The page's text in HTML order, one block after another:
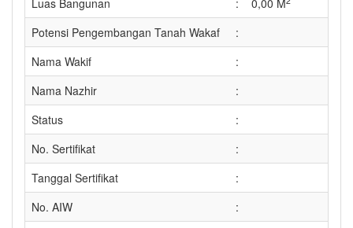
Luas Bangunan : 0,00 M
Potensi Pengembangan Tanah Wakaf
:
Nama Wakif
:
Nama Nazhir
:
Status
:
No. Sertifikat
:
Tanggal Sertifikat
:
No. AIW
: